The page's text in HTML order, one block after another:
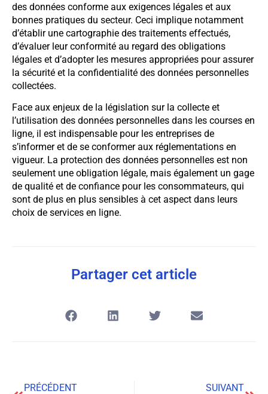
des données conforme aux exigences légales et aux
bonnes pratiques du secteur. Ceci implique notamment
d’établir une cartographie des traitements effectués,
d’évaluer leur conformité au regard des obligations
légales et d’adopter les mesures appropriées pour assurer
la sécurité et la confidentialité des données personnelles
collectées.
Face aux enjeux de la législation sur la collecte et
l’utilisation des données personnelles dans les courses en
ligne, il est indispensable pour les entreprises de
s’informer et de se conformer aux réglementations en
vigueur. La protection des données personnelles est non
seulement une obligation légale, mais également un gage
de qualité et de confiance pour les consommateurs, qui
sont de plus en plus sensibles à cet aspect dans leurs
choix de services en ligne.
Partager cet article
PRÉCÉDENT
SUIVANT